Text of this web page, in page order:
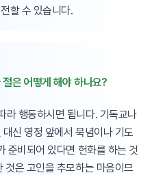
할 수 있습니다.
은 어떻게 해야 하나요?
라 행동하시면 됩니다. 기독교나
신 영정 앞에서 묵념이나 기도
준비되어 있다면 헌화를 하는 것
것은 고인을 추모하는 마음이므